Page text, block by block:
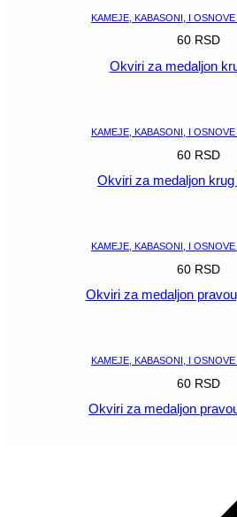
KAMEJE, KABASONI, I
60 RSD
Okviri za medaljon
KAMEJE, KABASONI, I
60 RSD
Okviri za medaljon
KAMEJE, KABASONI, I
60 RSD
Okviri za medaljon
KAMEJE, KABASONI, I
60 RSD
Okviri za medaljon